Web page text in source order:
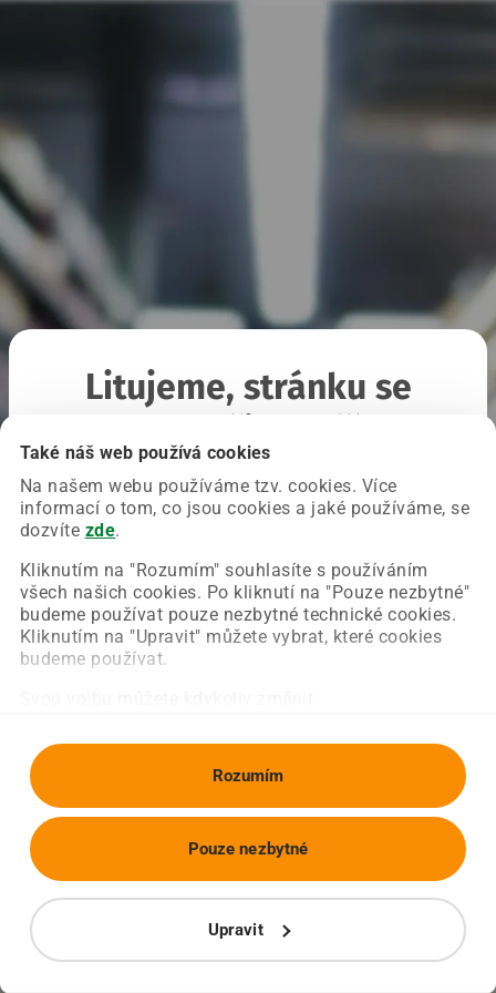
Také náš web používá cookies
Na našem webu používáme tzv. cookies. Více
informací o tom, co jsou cookies a jaké používáme, se
dozvíte zde.
Kliknutím na "Rozumím" souhlasíte s používáním
všech našich cookies. Po kliknutí na "Pouze nezbytné"
budeme používat pouze nezbytné technické cookies.
Kliknutím na "Upravit" můžete vybrat, které cookies
budeme používat.
Rozumím
Upravit
Pouze nezbytné
Litujeme, stránku se
Chyba nastala na naší straně a už ji opravujeme.
Zkuste prosím znovu načíst požadovanou stránku.
Obnovit stránku Úvodní strana